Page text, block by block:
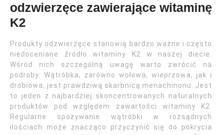
odzwierzęce zawierające witaminę
K2
Produkty odzwierzęce stanowią bardzo ważne i często
niedoceniane źródło witaminy K2 w naszej diecie.
Wśród nich szczególną uwagę warto zwrócić na
podroby. Wątróbka, zarówno wołowa, wieprzowa, jak i
drobiowa, jest prawdziwą skarbnicą menachinonu. Jest
to jeden z najbardziej skoncentrowanych naturalnych
produktów pod względem zawartości witaminy K2.
Regularne spożywanie wątróbki w rozsądnych
ilościach może znacząco przyczynić się do pokrycia